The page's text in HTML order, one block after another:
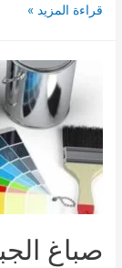
معلم
الدمام
الشرقية
0504442942
قراءة المزيد »
صباغ